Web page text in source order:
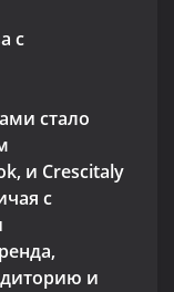
с
стало
и Crescitaly
с
и